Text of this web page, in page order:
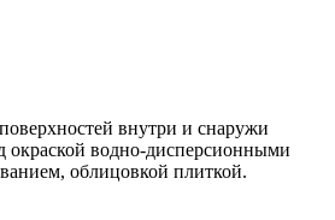
внутри и снаружи
окраской водно-дисперсионными
облицовкой плиткой.